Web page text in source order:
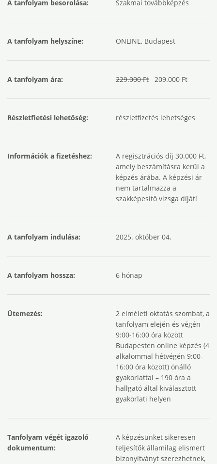
A tanfolyam besorolása: Szakmai továbbképzés
A tanfolyam helyszíne: ONLINE, Budapest
A tanfolyam ára: 229.000 Ft 209.000 Ft
Részletfietési lehetőség: részletfizetés lehetséges
Információk a fizetéshez:
A regisztrációs díj 30.000 Ft,
amely beszámításra kerül a
képzés árába. A képzési ár
nem tartalmazza a
szakképesítő vizsga díját!
A tanfolyam indulása: 2025. október 04.
A tanfolyam hossza: 6 hónap
Ütemezés:
2 elméleti oktatás szombat, a
tanfolyam elején és végén
9:00-16:00 óra között
Budapesten online képzés (4
alkalommal hétvégén 9:00-
16:00 óra között) önálló
gyakorlattal – 190 óra a
hallgató által kiválasztott
gyakorlati helyen
Tanfolyam végét igazoló
dokumentum:
A képzésünket sikeresen
teljesítők államilag elismert
bizonyítványt szerezhetnek,